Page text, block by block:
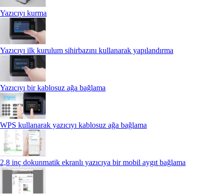
Yazıcıyı kurma
Yazıcıyı ilk kurulum sihirbazını kullanarak yapılandırma
Yazıcıyı bir kablosuz ağa bağlama
WPS kullanarak yazıcıyı kablosuz ağa bağlama
2,8 inç dokunmatik ekranlı yazıcıya bir mobil aygıt bağlama